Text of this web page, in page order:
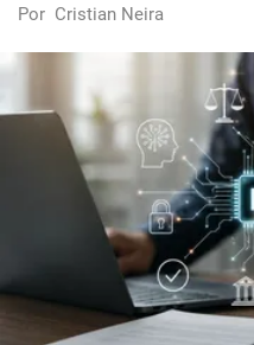
Por Cristian Neira